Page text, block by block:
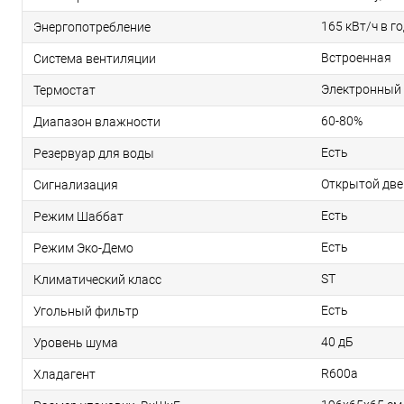
Энергопотребление 165 кВт/ч в
Система вентиляции Встроенная
Термостат Электронный
Диапазон влажности 60-80%
Резервуар для воды Есть
Сигнализация Открытой
Режим Шаббат Есть
Режим Эко-Демо Есть
Климатический класс ST
Угольный фильтр Есть
Уровень шума 40 дБ
Хладагент R600a